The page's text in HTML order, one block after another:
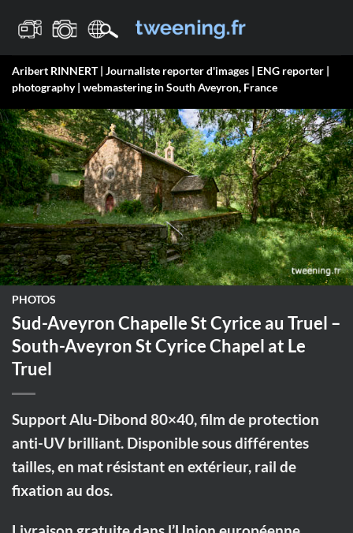
Aribert RINNERT | Journaliste reporter d'images | ENG reporter |
photography | webmastering in South Aveyron, France
PHOTOS
Sud-Aveyron Chapelle St Cyrice au Truel –
South-Aveyron St Cyrice Chapel at Le
Truel
Support Alu-Dibond 80×40, film de protection
anti-UV brilliant. Disponible sous différentes
tailles, en mat résistant en extérieur, rail de
fixation au dos.